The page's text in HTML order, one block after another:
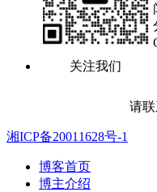
关注我们
请联
湘ICP备20011628号-1
博客首页
博主介绍